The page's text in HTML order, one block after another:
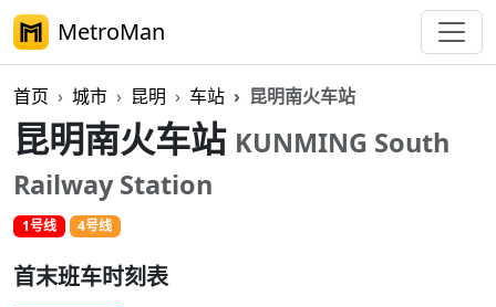
MetroMan
首页 城市 昆明 车站 昆明南火车站
昆明南火车站 KUNMING South
Railway Station
1号线 4号线
首末班车时刻表